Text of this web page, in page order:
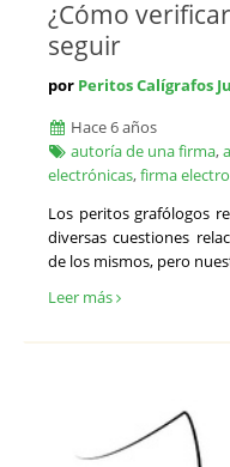
¿Cómo
seguir
por Peritos Calígrafos
Hace 6 años
autoría de una firma,
electrónicas,firma
Los peritos grafólogos
diversas cuestiones
de los mismos, pero
Leer más